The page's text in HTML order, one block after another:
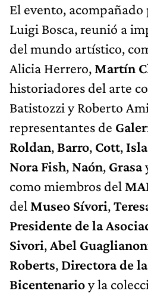
El evento, acompañado
Luigi Bosca, reunió a
del mundo artístico,
Alicia Herrero, Martín
historiadores del arte
Batistozzi y Roberto
representantes de
Roldan, Barro, Cott,
Nora Fish, Naón, Grasa
como miembros del
del Museo Sívori,
Presidente de la
Sivori,Abel
Roberts, Directora de
Bicentenarioy la